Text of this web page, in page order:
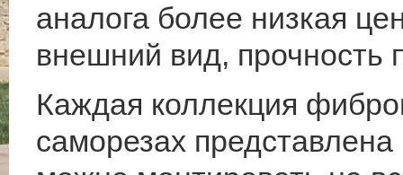
аналога более низкая
внешний вид, прочность
Каждая коллекция
саморезах